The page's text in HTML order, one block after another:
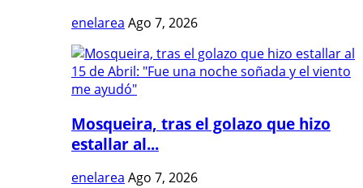
enelarea Ago 7, 2026
Mosqueira, tras el golazo que hizo
estallar al...
enelarea Ago 7, 2026